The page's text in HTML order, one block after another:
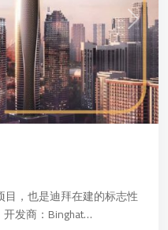
Next
，也是迪拜在建的标志性
发商：Binghat…